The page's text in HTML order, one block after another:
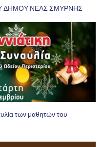
ΔΗΜΟΥ ΝΕΑΣ ΣΜΥΡΝΗΣ
των μαθητών του